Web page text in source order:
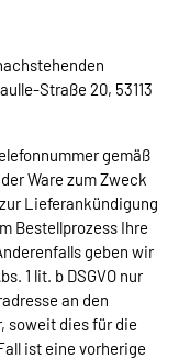
Straße 20, 53113
gemäß
Ware zum Zweck
Lieferankündigung
Bestellprozess Ihre
geben wir
1 lit. b DSGVO nur
an den
soweit dies für die
ist eine vorherige